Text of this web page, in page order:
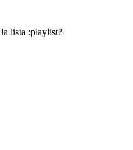
lista :playlist?